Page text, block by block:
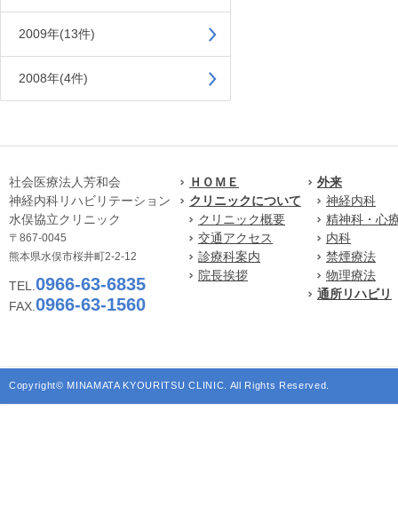
2009年(13件)
2008年(4件)
社会医療法人芳和会
神経内科リハビリテーション
水俣協立クリニック
〒867-0045
熊本県水俣市桜井町2-2-12
TEL. 0966-63-6835
FAX. 0966-63-1560
ＨＯＭＥ
クリニックについて
クリニック概要
交通アクセス
診療科案内
院長挨拶
外来
神経内科
精神科・心
内科
禁煙療法
物理療法
通所リハビリ
Copyright© MINAMATA KYOURITSU CLINIC. All Rights Reserved.